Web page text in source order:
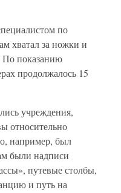
по
хватал за ножки и
По показанию
продолжалось 15
учреждения,
относительно
например, был
были надписи
путевые столбы,
и путь на